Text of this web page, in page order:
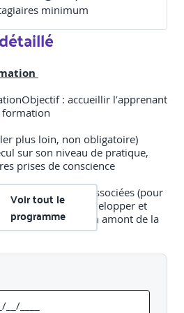
s minimum
: accueillir l’apprenant
formation​
plus loin, non obligatoire)​
sur son niveau de pratique,
prises de conscience​
fiches pratiques associées (pour
: développer et
de compétences en amont de la
de VHSS​
et le cadre légal​
et aider une personne victime
Voir tout le
programme